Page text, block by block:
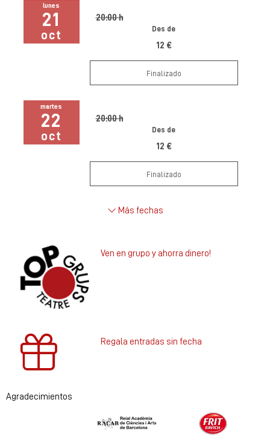
lunes
21
oct
20:00 h
Des de
12 €
Finalizado
martes
22
oct
20:00 h
Des de
12 €
Finalizado
Más fechas
Ven en grupo y ahorra dinero!
Regala entradas sin fecha
Agradecimientos